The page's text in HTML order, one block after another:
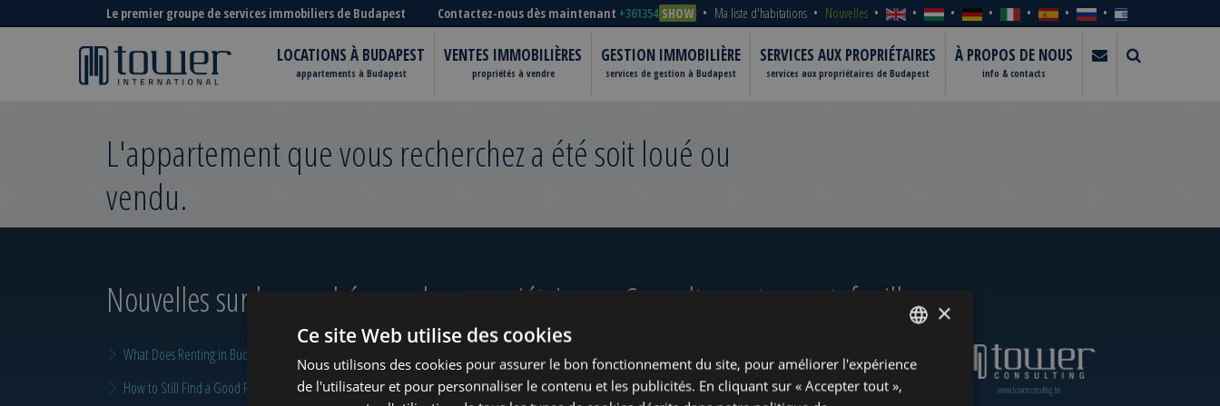
Le premier groupe de services immobiliers de Budapest Contactez-nous dès maintenant +361354 SHOW Ma liste d'habitations Nouvelles
LOCATIONS À BUDAPEST
appartements à Budapest
VENTES IMMOBILIÈRES
propriétés à vendre
GESTION IMMOBILIÈRE
services de gestion à Budapest
SERVICES AUX PROPRIÉTAIRES
services aux propriétaires de Budapest
À PROPOS DE NOUS
info & contacts
L'appartement que vous recherchez a été soit loué ou
vendu.
Nouvelles sur le marché pour les propriétaires
What Does Renting in Budapest Really Cost?
How to Still Find a Good Rental in Budapest at the End of August
Consultez notre portefeuille
www.tower-investments.com www.towerassistance.com www.towerconsulting.hu
ENGLISH
HUNGARIAN
×
Ce site Web utilise des cookies
Nous utilisons des cookies pour assurer le bon fonctionnement du site, pour améliorer l'expérience
de l'utilisateur et pour personnaliser le contenu et les publicités. En cliquant sur « Accepter tout »,